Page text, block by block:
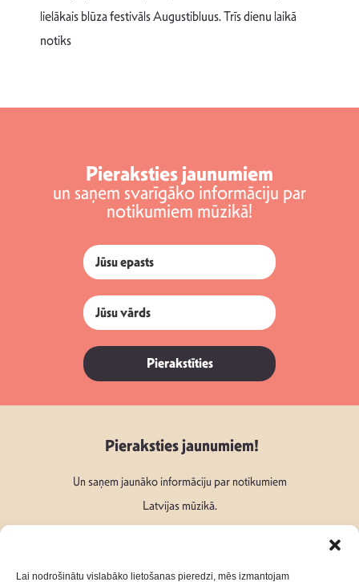
Lai nodrošinātu vislabāko lietošanas pieredzi, mēs izmantojam
lielākais blūza festivāls Augustibluus. Trīs dienu laikā
notiks
Pieraksties jaunumiem
un saņem svarīgāko informāciju par
notikumiem mūzikā!
Pierakstīties
Pieraksties jaunumiem!
Un saņem jaunāko informāciju par notikumiem
Latvijas mūzikā.